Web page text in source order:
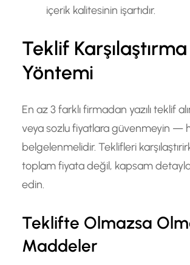
içerik kalitesinin işartıdır.
Teklif Karşılaştırma
Yöntemi
En az 3 farklı firmadan yazılı teklif
veya sozlu fiyatlara güvenmeyin —
belgelenmelidir. Teklifleri
toplam fiyata değil, kapsam
edin.
Teklifte Olmazsa
Maddeler